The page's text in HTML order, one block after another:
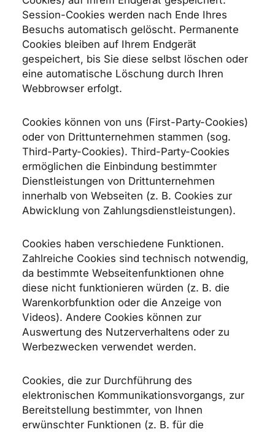
Session-Cookies werden nach Ende Ihres
Besuchs automatisch gelöscht. Permanente
Cookies bleiben auf Ihrem Endgerät
gespeichert, bis Sie diese selbst löschen oder
eine automatische Löschung durch Ihren
Webbrowser erfolgt.
Cookies können von uns (First-Party-Cookies)
oder von Drittunternehmen stammen (sog.
Third-Party-Cookies). Third-Party-Cookies
ermöglichen die Einbindung bestimmter
Dienstleistungen von Drittunternehmen
innerhalb von Webseiten (z. B. Cookies zur
Abwicklung von Zahlungsdienstleistungen).
Cookies haben verschiedene Funktionen.
Zahlreiche Cookies sind technisch notwendig,
da bestimmte Webseitenfunktionen ohne
diese nicht funktionieren würden (z. B. die
Warenkorbfunktion oder die Anzeige von
Videos). Andere Cookies können zur
Auswertung des Nutzerverhaltens oder zu
Werbezwecken verwendet werden.
Cookies, die zur Durchführung des
elektronischen Kommunikationsvorgangs, zur
Bereitstellung bestimmter, von Ihnen
erwünschter Funktionen (z. B. für die